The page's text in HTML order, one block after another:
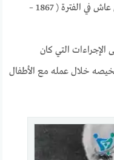
Lightner Witmer” والذي عاش في الفترة ( 1867 –
التي كان
خلال عمله مع الأطفال